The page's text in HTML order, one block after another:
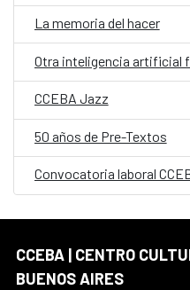
La memoria del hacer
Otra inteligencia artificial
CCEBA Jazz
50 años de Pre-Textos
Convocatoria laboral
CCEBA | CENTRO
BUENOS AIRES